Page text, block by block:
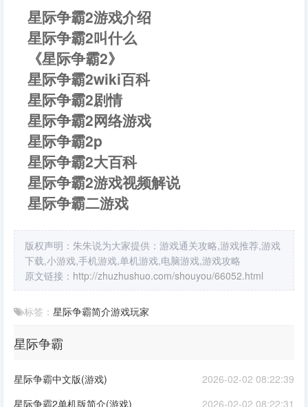
星际争霸2游戏介绍
星际争霸2叫什么
《星际争霸2》
星际争霸2wiki百科
星际争霸2剧情
星际争霸2网络游戏
星际争霸2p
星际争霸2大百科
星际争霸2游戏视频解说
星际争霸二游戏
版权声明：朱朱说为大家提供：游戏通关攻略,游戏推荐,游戏
下载,小游戏,手机游戏,单机游戏,电脑游戏,游戏攻略
原文链接： http://zhuzhushuo.com/shouyou/66052.html
标签： 星际争霸简介游戏玩家
星际争霸
2026-02-02 08:22:39
星际争霸中文版(游戏)
2026-02-02 08:22:31
星际争霸2单机版简介(游戏)